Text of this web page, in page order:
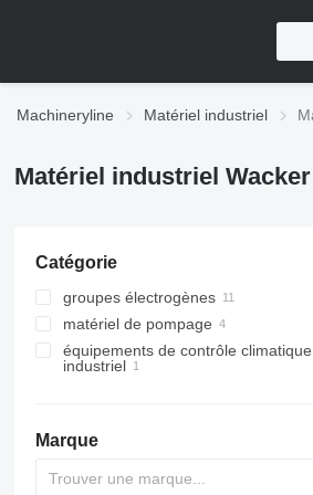
Machineryline Matériel industriel
Matériel industriel
Catégorie
groupes électrogènes
tours d'éclairage
groupes électrogènes essence
groupes électrogènes diesel
matériel de pompage
motopompes
pompes de drainage
équipements de contrôle climatique
industriel
Marque